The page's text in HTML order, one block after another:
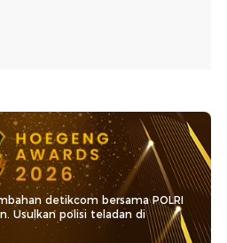
detikcom bersama POLRI
Usulkan polisi teladan di